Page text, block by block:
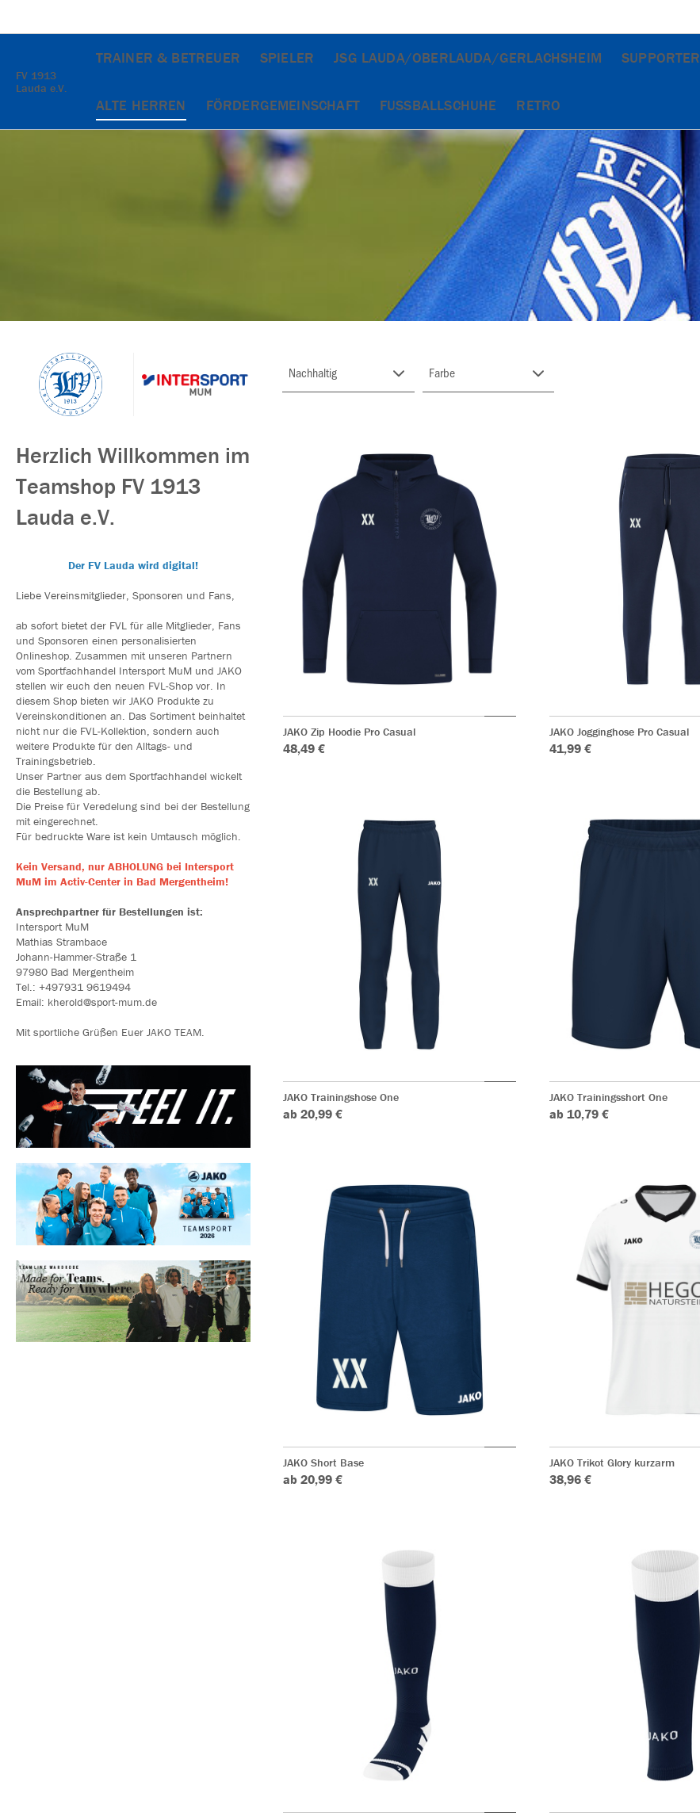
FV 1913
Lauda e.V.
TRAINER & BETREUER SPIELER JSG LAUDA/OBERLAUDA/GERLACHSHEIM SUPPORTER
ALTE HERREN FÖRDERGEMEINSCHAFT FUSSBALLSCHUHE RETRO
Herzlich Willkommen im
Teamshop FV 1913
Lauda e.V.
Der FV Lauda wird digital!
Liebe Vereinsmitglieder, Sponsoren und Fans,
ab sofort bietet der FVL für alle Mitglieder, Fans
und Sponsoren einen personalisierten
Onlineshop. Zusammen mit unseren Partnern
vom Sportfachhandel Intersport MuM und JAKO
stellen wir euch den neuen FVL-Shop vor. In
diesem Shop bieten wir JAKO Produkte zu
Vereinskonditionen an. Das Sortiment beinhaltet
nicht nur die FVL-Kollektion, sondern auch
weitere Produkte für den Alltags- und
Trainingsbetrieb.
Unser Partner aus dem Sportfachhandel wickelt
die Bestellung ab.
Die Preise für Veredelung sind bei der Bestellung
mit eingerechnet.
Für bedruckte Ware ist kein Umtausch möglich.
Kein Versand, nur ABHOLUNG bei Intersport
MuM im Activ-Center in Bad Mergentheim!
Ansprechpartner für Bestellungen ist:
Intersport MuM
Mathias Strambace
Johann-Hammer-Straße 1
97980 Bad Mergentheim
Tel.: +497931 9619494
Email: kherold@sport-mum.de
Mit sportliche Grüßen Euer JAKO TEAM.
Nachhaltig Farbe
JAKO Zip Hoodie Pro Casual
48,49 €
JAKO Jogginghose Pro Casual
41,99 €
JAKO Trainingshose One
ab 20,99 €
JAKO Trainingsshort One
ab 10,79 €
JAKO Short Base
ab 20,99 €
JAKO Trikot Glory kurzarm
38,96 €